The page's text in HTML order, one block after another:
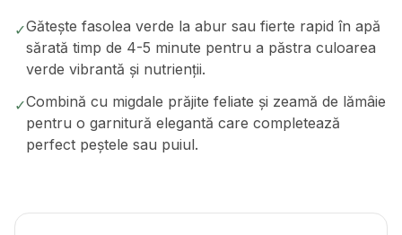
✓Gătește fasolea verde la abur sau fierte rapid în apă
sărată timp de 4-5 minute pentru a păstra culoarea
verde vibrantă și nutrienții.
✓Combină cu migdale prăjite feliate și zeamă de lămâie
pentru o garnitură elegantă care completează
perfect peștele sau puiul.